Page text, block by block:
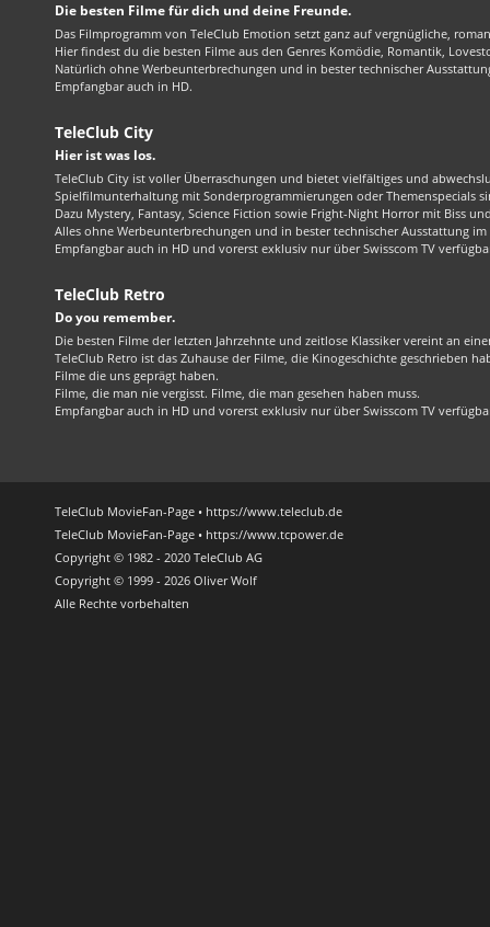
Die besten Filme für dich und deine Freunde.
Das Filmprogramm von TeleClub Emotion setzt ganz auf vergnügliche,
Hier findest du die besten Filme aus den Genres Komödie, Romantik,
Natürlich ohne Werbeunterbrechungen und in bester technischer
Empfangbar auch in HD.
TeleClub City
Hier ist was los.
TeleClub City ist voller Überraschungen und bietet vielfältiges und
Spielfilmunterhaltung mit Sonderprogrammierungen oder Themenspecials
Dazu Mystery, Fantasy, Science Fiction sowie Fright-Night Horror mit Biss
Alles ohne Werbeunterbrechungen und in bester technischer Ausstattung
Empfangbar auch in HD und vorerst exklusiv nur über Swisscom TV
TeleClub Retro
Do you remember.
Die besten Filme der letzten Jahrzehnte und zeitlose Klassiker vereint an
TeleClub Retro ist das Zuhause der Filme, die Kinogeschichte geschrieben
Filme die uns geprägt haben.
Filme, die man nie vergisst. Filme, die man gesehen haben muss.
Empfangbar auch in HD und vorerst exklusiv nur über Swisscom TV
TeleClub MovieFan-Page • https://www.teleclub.de
TeleClub MovieFan-Page • https://www.tcpower.de
Copyright © 1982 - 2020 TeleClub AG
Copyright © 1999 - 2026 Oliver Wolf
Alle Rechte vorbehalten